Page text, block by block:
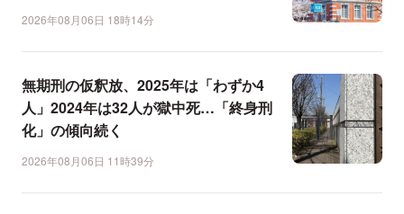
2026年08月06日 18時14分
無期刑の仮釈放、2025年は「わずか4
人」2024年は32人が獄中死…「終身刑
化」の傾向続く
2026年08月06日 11時39分